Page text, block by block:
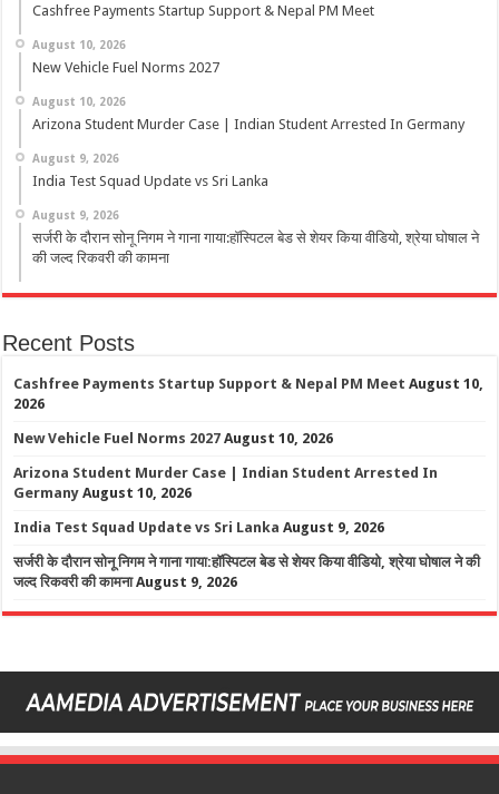
Cashfree Payments Startup Support & Nepal PM Meet
August 10, 2026
New Vehicle Fuel Norms 2027
August 10, 2026
Arizona Student Murder Case | Indian Student Arrested In Germany
August 9, 2026
India Test Squad Update vs Sri Lanka
August 9, 2026
सर्जरी के दौरान सोनू निगम ने गाना गाया:हॉस्पिटल बेड से शेयर किया वीडियो, श्रेया घोषाल ने
की जल्द रिकवरी की कामना
Recent Posts
Cashfree Payments Startup Support & Nepal PM Meet August 10,
2026
New Vehicle Fuel Norms 2027 August 10, 2026
Arizona Student Murder Case | Indian Student Arrested In
Germany August 10, 2026
India Test Squad Update vs Sri Lanka August 9, 2026
सर्जरी के दौरान सोनू निगम ने गाना गाया:हॉस्पिटल बेड से शेयर किया वीडियो, श्रेया घोषाल ने की
जल्द रिकवरी की कामना August 9, 2026